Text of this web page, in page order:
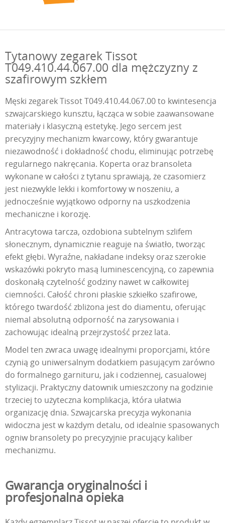
Tytanowy zegarek Tissot
T049.410.44.067.00 dla mężczyzny z
szafirowym szkłem
Męski zegarek Tissot T049.410.44.067.00 to kwintesencja
szwajcarskiego kunsztu, łącząca w sobie zaawansowane
materiały i klasyczną estetykę. Jego sercem jest
precyzyjny mechanizm kwarcowy, który gwarantuje
niezawodność i dokładność chodu, eliminując potrzebę
regularnego nakręcania. Koperta oraz bransoleta
wykonane w całości z tytanu sprawiają, że czasomierz
jest niezwykle lekki i komfortowy w noszeniu, a
jednocześnie wyjątkowo odporny na uszkodzenia
mechaniczne i korozję.
Antracytowa tarcza, ozdobiona subtelnym szlifem
słonecznym, dynamicznie reaguje na światło, tworząc
efekt głębi. Wyraźne, nakładane indeksy oraz szerokie
wskazówki pokryto masą luminescencyjną, co zapewnia
doskonałą czytelność godziny nawet w całkowitej
ciemności. Całość chroni płaskie szkiełko szafirowe,
którego twardość zbliżona jest do diamentu, oferując
niemal absolutną odporność na zarysowania i
zachowując idealną przejrzystość przez lata.
Model ten zwraca uwagę idealnymi proporcjami, które
czynią go uniwersalnym dodatkiem pasującym zarówno
do formalnego garnituru, jak i codziennej, casualowej
stylizacji. Praktyczny datownik umieszczony na godzinie
trzeciej to użyteczna komplikacja, która ułatwia
organizację dnia. Szwajcarska precyzja wykonania
widoczna jest w każdym detalu, od idealnie spasowanych
ogniw bransolety po precyzyjnie pracujący kaliber
mechanizmu.
Gwarancja oryginalności i
profesjonalna opieka